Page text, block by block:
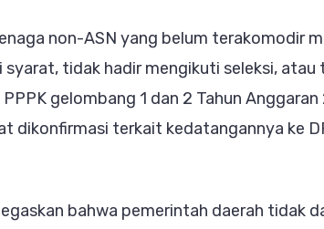
non-ASN yang belum terakomodir
syarat, tidak hadir mengikuti seleksi,
PPPK gelombang 1 dan 2 Tahun
dikonfirmasi terkait kedatangannya ke
bahwa pemerintah daerah tidak